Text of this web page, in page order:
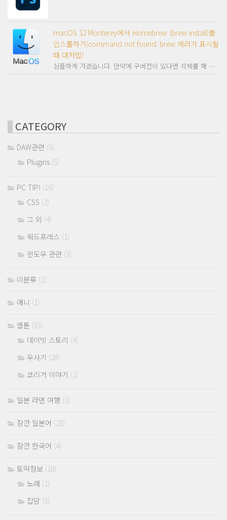
macOS 12 Monterey에서 Homebrew (brew install)를
인스톨하기(command not found: brew 에러가 표시될
때 대처법)
심플하게 가겠습니다. 만약에 구버전이 있다면 삭제를 해 …
CATEGORY
DAW관련 (5)
Plugins (5)
PC TIP! (16)
CSS (2)
그 외 (4)
워드프레스 (1)
윈도우 관련 (3)
미분류 (1)
애니 (1)
웹툰 (33)
데이빗 스토리 (4)
우사기 (28)
코리거 이야기 (1)
일본 라면 여행 (1)
잠깐 일본어 (23)
잠깐 한국어 (4)
토막정보 (10)
노래 (1)
잡담 (3)